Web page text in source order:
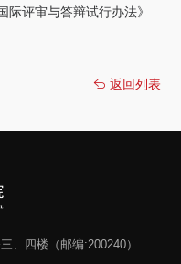
评审与答辩试行办法》
返回列表
、四楼（邮编:200240）